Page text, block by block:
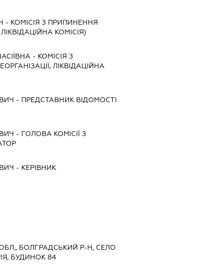
- КОМІСІЯ З ПРИПИНЕННЯ
КОМІСІЯ)
- КОМІСІЯ З
ЛІКВІДАЦІЙНА
- ПРЕДСТАВНИК ВІДОМОСТІ
- ГОЛОВА КОМІСІЇ З
- КЕРІВНИК
БОЛГРАДСЬКИЙ Р-Н, СЕЛО
БУДИНОК 84